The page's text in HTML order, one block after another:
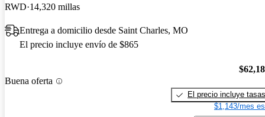
RWD 14,320 millas
Entrega a domicilio desde Saint Charles, MO
El precio incluye envío de $865
Buena oferta
El precio incluye tasas
$1,143/mes